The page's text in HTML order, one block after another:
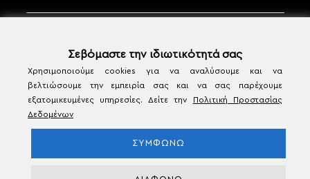
ΤΡΟΠΟΙ ΑΠΟΣΤΟΛΗΣ
ΠΟΛΙΤΙΚΗ ΑΚΥΡΩΣΗΣ & ΕΠΙΣΤΡΟΦΩΝ
ΟΡΟΙ ΧΡΗΣΗΣ & ΠΡΟΣΩΠΙΚΑ ΔΕΔΟΜΕΝΑ
ΕΠΙΚΟΙΝΩΝΙΑ
Σεβόμαστε την ιδιωτικότητά σας
Χρησιμοποιούμε cookies για να αναλύσουμε και να
βελτιώσουμε την εμπειρία σας και να σας παρέχουμε
εξατομικευμένες υπηρεσίες. Δείτε την
Πολιτική Προστασίας
Δεδομένων
ΣΥΜΦΩΝΩ